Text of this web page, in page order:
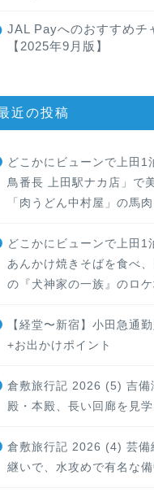
JAL Payへのおすすめチ
【2025年9月版】
近の投稿
どこかにビューンで上田
鳥番長 上田駅ナカ店」で
「肉うどん中村屋」の馬
どこかにビューンで上田
あんかけ焼きそばを食べ、
の『犬神家の一族』のロ
【経堂〜新宿】小田急通
+お出かけポイント
倉敷旅行記 2026 (5) 吉備
殿・本殿、長い回廊を見
倉敷旅行記 2026 (4) 芸備
継いで、水攻めで有名な